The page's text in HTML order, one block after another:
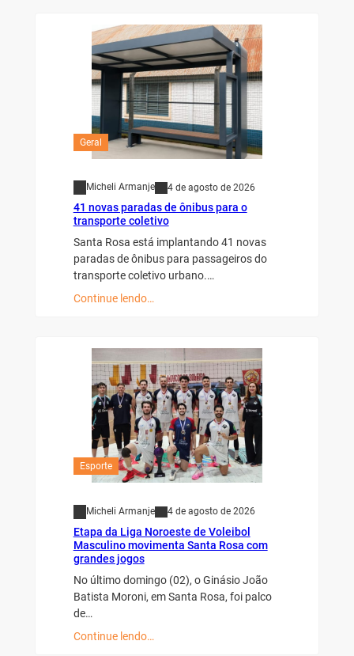
Geral
Micheli Armanje 4 de agosto de 2026
41 novas paradas de ônibus para o
transporte coletivo
Santa Rosa está implantando 41 novas
paradas de ônibus para passageiros do
transporte coletivo urbano.…
Continue lendo…
Esporte
Micheli Armanje 4 de agosto de 2026
Etapa da Liga Noroeste de Voleibol
Masculino movimenta Santa Rosa com
grandes jogos
No último domingo (02), o Ginásio João
Batista Moroni, em Santa Rosa, foi palco
de…
Continue lendo…